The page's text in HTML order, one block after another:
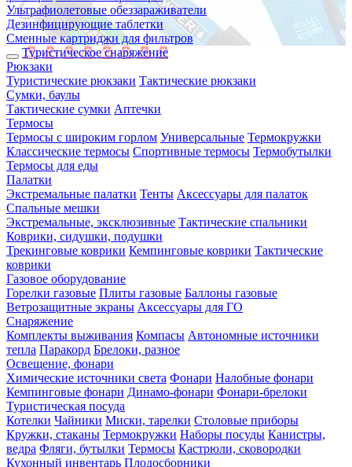
Ультрафиолетовые обеззараживатели
Дезинфицирующие таблетки
Сменные картриджи для фильтров
Туристическое снаряжение
Рюкзаки
Туристические рюкзаки Тактические рюкзаки
Сумки, баулы
Тактические сумки Аптечки
Термосы
Термосы с широким горлом Универсальные Термокружки
Классические термосы Спортивные термосы Термобутылки
Термосы для еды
Палатки
Экстремальные палатки Тенты Аксессуары для палаток
Спальные мешки
Экстремальные, эксклюзивные Тактические спальники
Коврики, сидушки, подушки
Трекинговые коврики Кемпинговые коврики Тактические
коврики
Газовое оборудование
Горелки газовые Плиты газовые Баллоны газовые
Ветрозащитные экраны Аксессуары для ГО
Снаряжение
Комплекты выживания Компасы Автономные источники
тепла Паракорд Брелоки, разное
Освещение, фонари
Химические источники света Фонари Налобные фонари
Кемпинговые фонари Динамо-фонари Фонари-брелоки
Туристическая посуда
Котелки Чайники Миски, тарелки Столовые приборы
Кружки, стаканы Термокружки Наборы посуды Канистры,
ведра Фляги, бутылки Термосы Кастрюли, сковородки
Кухонный инвентарь Плодосборники